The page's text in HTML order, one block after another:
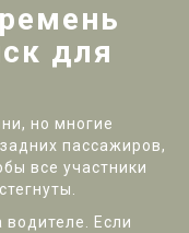
для
но многие
пассажиров,
все участники
Если